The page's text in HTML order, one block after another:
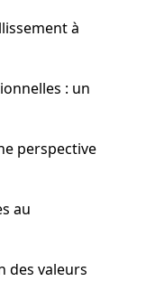
à
: un
perspective
au
des valeurs